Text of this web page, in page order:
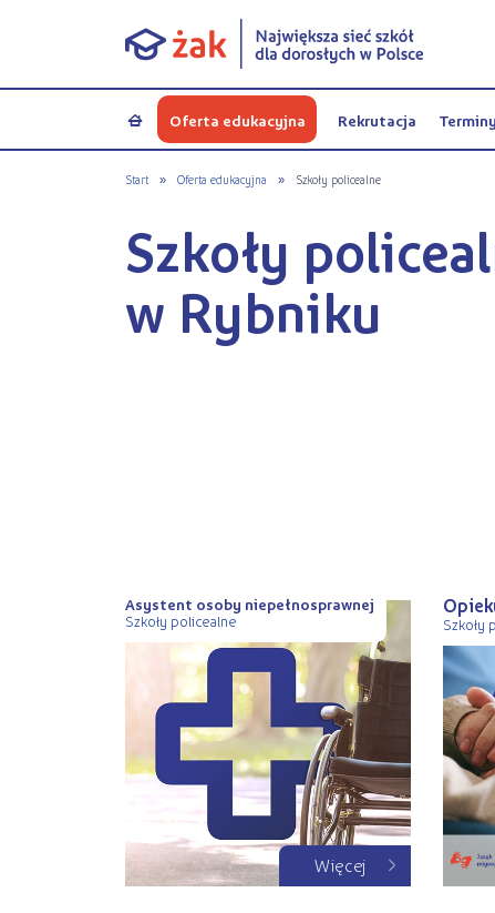
a Oferta edukacyjna Rekrutacja
Start » Oferta edukacyjna » Szkoły policealne
Szkoły
w Rybniku
Asystent osoby niepełnosprawnej
Szkoły policealne
Więcej
Szkoły